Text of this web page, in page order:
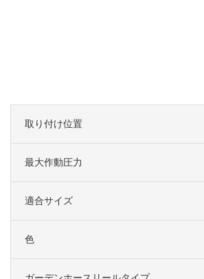
取り付け位置
最大作動圧力
適合サイズ
色